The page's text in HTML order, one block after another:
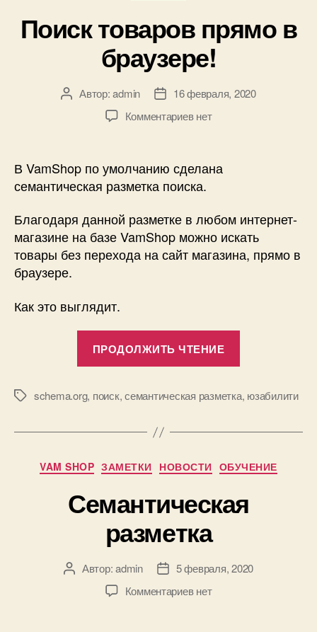
Поиск товаров прямо в
браузере!
АвторАвтор:admin
Дата16 февраля, 2020
Комментариевк
прямо
в
нет
В VamShop по умолчанию сделана
семантическая разметка поиска.
Благодаря данной разметке в любом интернет-
магазине на базе VamShop можно искать
товары без перехода на сайт магазина, прямо в
браузере.
Как это выглядит.
ПРОДОЛЖИТЬ ЧТЕНИЕ
в
Меткиschema.org, поиск,семантическая разметка, юзабилити
Рубрики
VAM SHOP ЗАМЕТКИ НОВОСТИ ОБУЧЕНИЕ
Семантическая
разметка
АвторАвтор:admin
Дата5 февраля, 2020
Комментариевк
нет